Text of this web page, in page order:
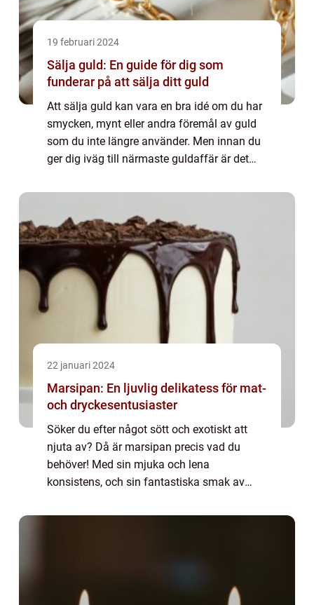
19 februari 2024
Sälja guld: En guide för dig som
funderar på att sälja ditt guld
Att sälja guld kan vara en bra idé om du har
smycken, mynt eller andra föremål av guld
som du inte längre använder. Men innan du
ger dig iväg till närmaste guldaffär är det
22 januari 2024
Marsipan: En ljuvlig delikatess för mat-
och dryckesentusiaster
Söker du efter något sött och exotiskt att
njuta av? Då är marsipan precis vad du
behöver! Med sin mjuka och lena
konsistens, och sin fantastiska smak av
som tillfredsställer alla dina söta behov.